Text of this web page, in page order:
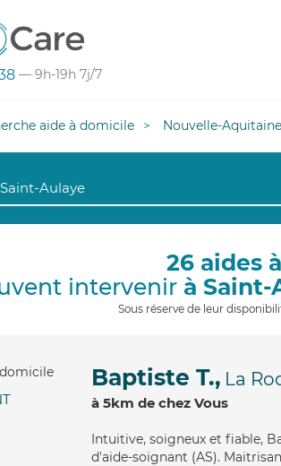
— 9h-19h 7j/7
aide à domicile Nouvelle-Aquitaine
26 aides
intervenir à Saint-
Sous réserve de leur
Baptiste T., La
à 5km de chez Vous
Intuitive, soigneux et fiable,
d'aide-soignant (AS).